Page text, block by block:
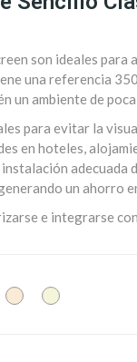
son ideales
una referencia
un ambiente de
para evitar la
en hoteles,
adecuada
un ahorro
e integrarse
Fawn White
Linen